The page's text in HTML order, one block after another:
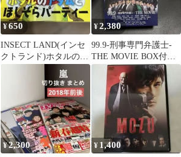
¥650
INSECT LAND(インセ
クトランド)ホタルのア
ダムとほしぞらパーテ
¥2,380
99.9-刑事専門弁護士-
THE MOVIE BOX付き
豪華版 ブルーレイ
¥2,300 ¥ 1,400